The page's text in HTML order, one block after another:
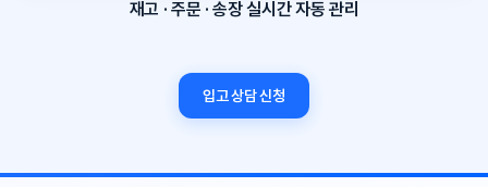
재고 · 주문 · 송장 실시간 자동 관리
입고 상담 신청